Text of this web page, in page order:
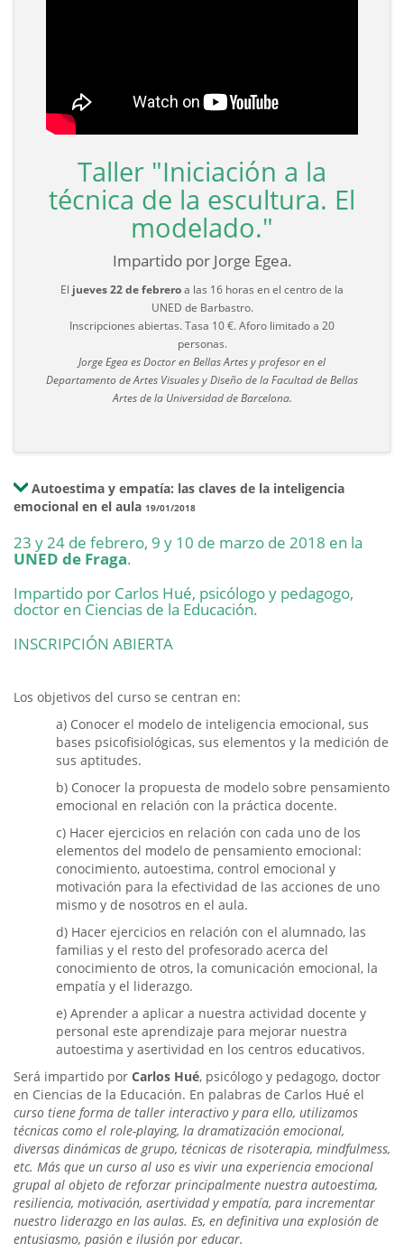
Taller "Iniciación a la
técnica de la escultura. El
modelado."
Impartido por Jorge Egea.
El jueves 22 de febreroa las 16 horas en el centro de la
UNED de Barbastro.
Inscripciones abiertas. Tasa 10 €. Aforo limitado a 20
personas.
Jorge Egea es Doctor en Bellas Artes y profesor en el
Departamento de Artes Visuales y Diseño de la Facultad de Bellas
Artes de la Universidad de Barcelona.
Autoestima y empatía: las claves de la inteligencia
emocional en el aula 19/01/2018
23 y 24 de febrero, 9 y 10 de marzo de 2018 en la
UNED de Fraga.
Impartido por Carlos Hué, psicólogo y pedagogo,
doctor en Ciencias de la Educación.
INSCRIPCIÓN ABIERTA
Los objetivos del curso se centran en:
a) Conocer el modelo de inteligencia emocional, sus
bases psicofisio­lógicas, sus elementos y la medición de
sus aptitudes.
b) Conocer la propuesta de modelo sobre pensamiento
emocional en relación con la práctica docente.
c) Hacer ejercicios en relación con cada uno de los
elementos del mo­delo de pensamiento emocional:
conocimiento, autoestima, control emocional y
motivación para la efectividad de las acciones de uno
mismo y de nosotros en el aula.
d) Hacer ejercicios en relación con el alumnado, las
familias y el resto del profesorado acerca del
conocimiento de otros, la comunicación emocional, la
empatía y el liderazgo.
e) Aprender a aplicar a nuestra actividad docente y
personal este aprendizaje para mejorar nuestra
autoestima y asertividad en los centros educativos.
Será impartido por Carlos Hué, psicólogo y pedagogo, doctor
en Ciencias de la Educación. En palabras de Carlos Hué el
curso tiene forma de taller interactivo y para ello, utilizamos
técnicas como el role-playing, la dramatización emocional,
diversas dinámicas de grupo, técnicas de risoterapia, mindfulmess,
etc. Más que un curso al uso es vivir una experiencia emocional
grupal al objeto de reforzar principalmente nuestra autoestima,
resiliencia, motivación, asertividad y empatía, para incrementar
nuestro liderazgo en las aulas. Es, en definitiva una explosión de
entusiasmo, pasión e ilusión por educar.